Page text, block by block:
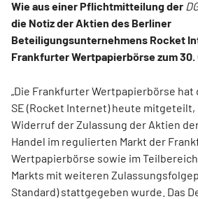
Wie aus einer Pflichtmitteilung der
die Notiz der Aktien des Berliner
Beteiligungsunternehmens Rocket
Frankfurter Wertpapierbörse zum
„Die Frankfurter Wertpapierbörse
SE (Rocket Internet) heute mitgeteilt,
Widerruf der Zulassung der Aktien
Handel im regulierten Markt der
Wertpapierbörse sowie im
Markts mit weiteren
Standard) stattgegeben wurde. Das